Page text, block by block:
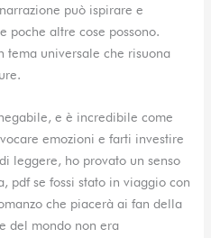
può ispirare e
poche altre cose possono.
tema universale che risuona
e è incredibile come
emozioni e farti investire
leggere, ho provato un senso
pdf se fossi stato in viaggio con
che piacerà ai fan della
del mondo non era